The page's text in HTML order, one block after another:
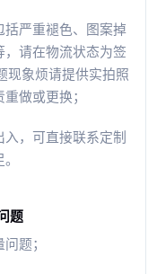
严重褪色、图案掉
请在物流状态为签
现象烦请提供实拍照
做或更换；
，可直接联系定制
题
题；